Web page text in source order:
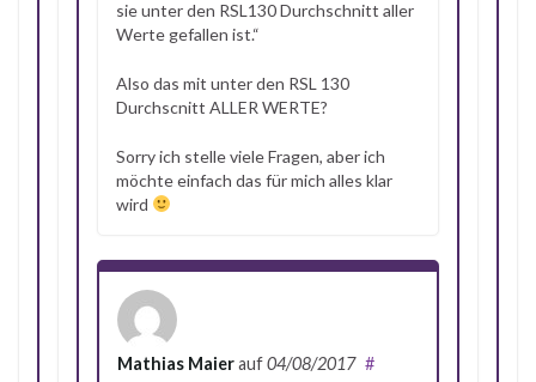
sie unter den RSL130 Durchschnitt aller
Werte gefallen ist.“
Also das mit unter den RSL 130
Durchscnitt ALLER WERTE?
Sorry ich stelle viele Fragen, aber ich
möchte einfach das für mich alles klar
wird
Mathias Maierauf04/08/2017 #